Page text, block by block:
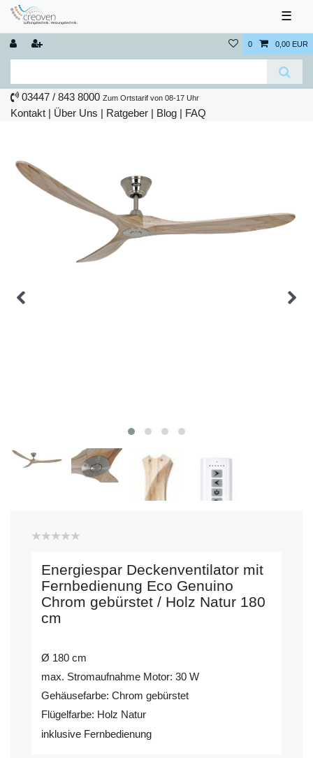
☰
0 0,00 EUR
03447 / 843 8000 Zum Ortstarif von 08-17 Uhr
Kontakt | Über Uns | Ratgeber | Blog | FAQ
Energiespar Deckenventilator mit
Fernbedienung Eco Genuino
Chrom gebürstet / Holz Natur 180
cm
Ø 180 cm
max. Stromaufnahme Motor: 30 W
Gehäusefarbe: Chrom gebürstet
Flügelfarbe: Holz Natur
inklusive Fernbedienung